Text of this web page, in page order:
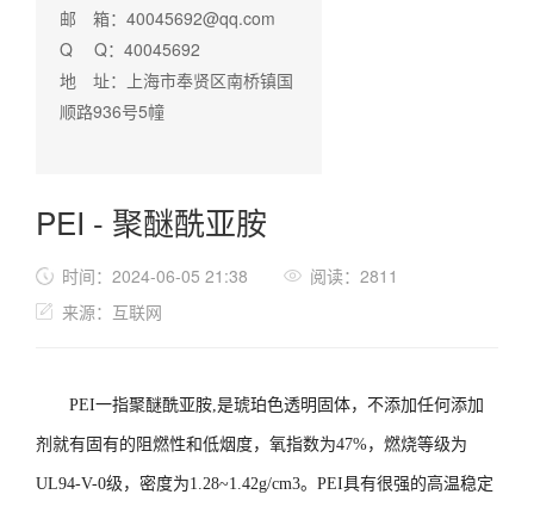
邮 箱：40045692@qq.com
Q Q：40045692
地 址：上海市奉贤区南桥镇国
顺路936号5幢
PEI - 聚醚酰亚胺
时间：2024-06-05 21:38
阅读：2811
来源：互联网
PEI一指聚醚酰亚胺,是琥珀色透明固体，不添加任何添加
剂就有固有的阻燃性和低烟度，氧指数为47%，燃烧等级为
UL94-V-0级，密度为1.28~1.42g/cm3。PEI具有很强的高温稳定